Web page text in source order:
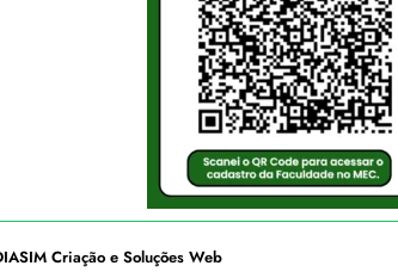
Criação e Soluções Web